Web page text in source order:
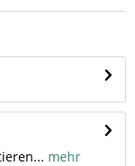
mehr